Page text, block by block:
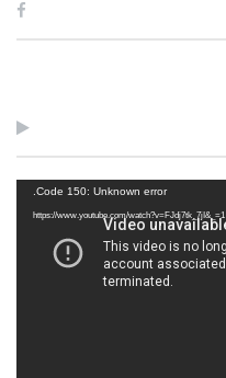
Code 150: Unknown error.